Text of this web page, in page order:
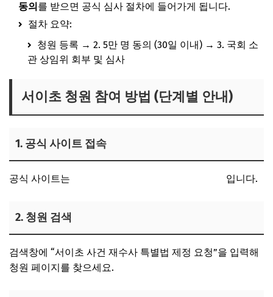
동의를 받으면 공식 심사 절차에 들어가게 됩니다.
절차 요약:
청원 등록 → 2. 5만 명 동의 (30일 이내) → 3. 국회 소
관 상임위 회부 및 심사
서이초 청원 참여 방법 (단계별 안내)
1. 공식 사이트 접속
공식 사이트는 입니다.
2. 청원 검색
검색창에 “서이초 사건 재수사 특별법 제정 요청”을 입력해
청원 페이지를 찾으세요.